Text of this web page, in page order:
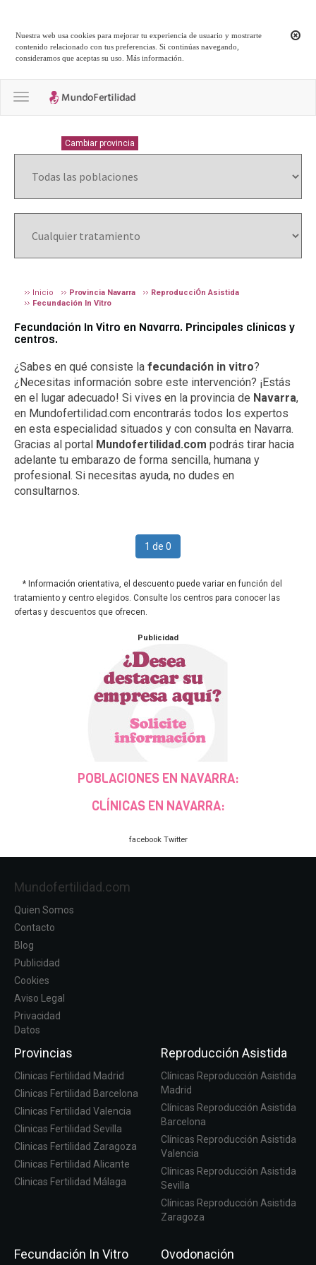
Nuestra web usa cookies para mejorar tu experiencia de usuario y mostrarte
contenido relacionado con tus preferencias. Si continúas navegando,
consideramos que aceptas su uso.Más información
Toggle navigation
Cambiar provincia
Inicio Provincia Navarra
ReproducciÓn Asistida
Fecundación In Vitro
Fecundación In Vitro en Navarra. Principales clínicas y
centros.
¿Sabes en qué consiste la fecundación in vitro?
¿Necesitas información sobre este intervención? ¡Estás
en el lugar adecuado! Si vives en la provincia de Navarra,
en Mundofertilidad.com encontrarás todos los expertos
en esta especialidad situados y con consulta en Navarra.
Gracias al portal Mundofertilidad.com podrás tirar hacia
adelante tu embarazo de forma sencilla, humana y
profesional. Si necesitas ayuda, no dudes en
consultarnos.
1 de 0
* Información orientativa, el descuento puede variar en función del
tratamiento y centro elegidos. Consulte los centros para conocer las
ofertas y descuentos que ofrecen.
Publicidad
POBLACIONES EN NAVARRA:
CLÍNICAS EN NAVARRA:
facebook Twitter
Mundofertilidad.com
Quien Somos
Contacto
Blog
Publicidad
Cookies
Aviso Legal
Privacidad
Datos
Provincias
Clinicas Fertilidad Madrid
Clinicas Fertilidad Barcelona
Clinicas Fertilidad Valencia
Clinicas Fertilidad Sevilla
Clinicas Fertilidad Zaragoza
Clinicas Fertilidad Alicante
Clinicas Fertilidad Málaga
Reproducción Asistida
Clínicas Reproducción Asistida
Madrid
Clínicas Reproducción Asistida
Barcelona
Clínicas Reproducción Asistida
Valencia
Clínicas Reproducción Asistida
Sevilla
Clínicas Reproducción Asistida
Zaragoza
Fecundación In Vitro Ovodonación